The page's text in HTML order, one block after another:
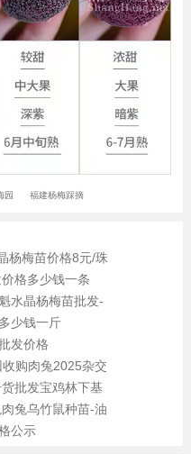
园 福建杨梅踩摘
杨梅苗价格8元/珠
格多少钱一条
水晶杨梅苗批发-
少钱一斤
发价格
购肉兔2025杂交
批发宝鸡林下基
兔乌竹鼠种苗-油
公示